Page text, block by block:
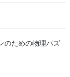
のための物理パズ